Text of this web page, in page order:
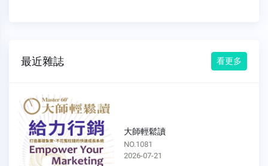
最近雜誌 看更多
大師輕鬆讀
NO.1080
2026-07-15